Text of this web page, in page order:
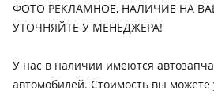
2020 - н.в. 4 поколение рестайлинг,
поколение рестайлинг (CM), 2012 -
Hyundai Sonata
1987 - 1991 2 поколение (Y2), 1991 -
ФОТО РЕКЛАМНОЕ, НАЛИЧИЕ НА
УТОЧНЯЙТЕ У МЕНЕДЖЕРА!
У нас в наличии имеются
автомобилей. Стоимость вы можете